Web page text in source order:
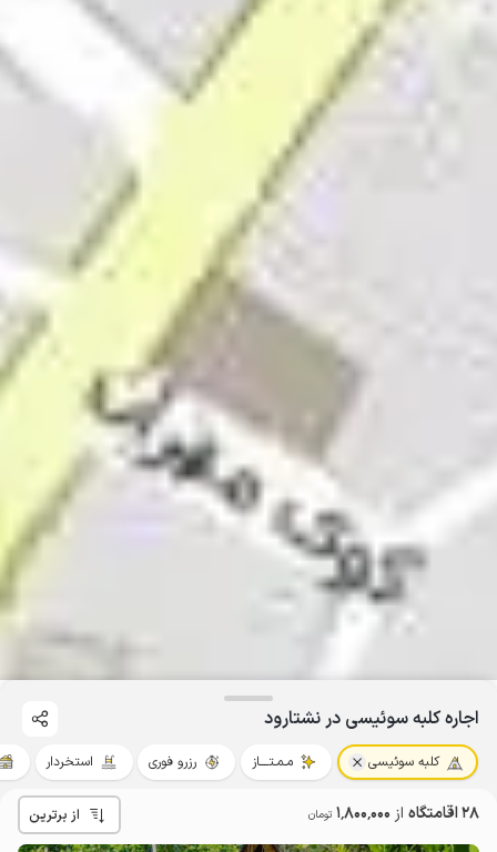
اجاره کلبه سوئیسی در نشتارود
کلبه سوئیسی مـمـتــــاز رزرو فوری استخردار
28 اقامتگاه از 1٬800٬000 تومان از برترین